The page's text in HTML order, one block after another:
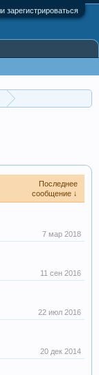
зарегистрироваться
Последнее
сообщение ↓
7 мар 2018
11 сен 2016
22 июл 2016
20 дек 2014